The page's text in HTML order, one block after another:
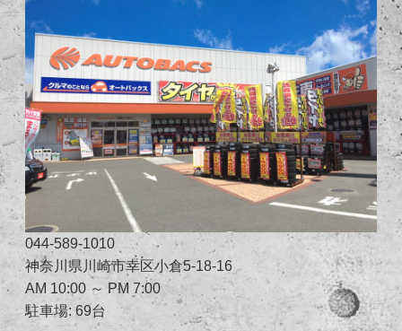
044-589-1010
神奈川県川崎市幸区小倉5-18-16
AM 10:00 ～ PM 7:00
駐車場: 69台